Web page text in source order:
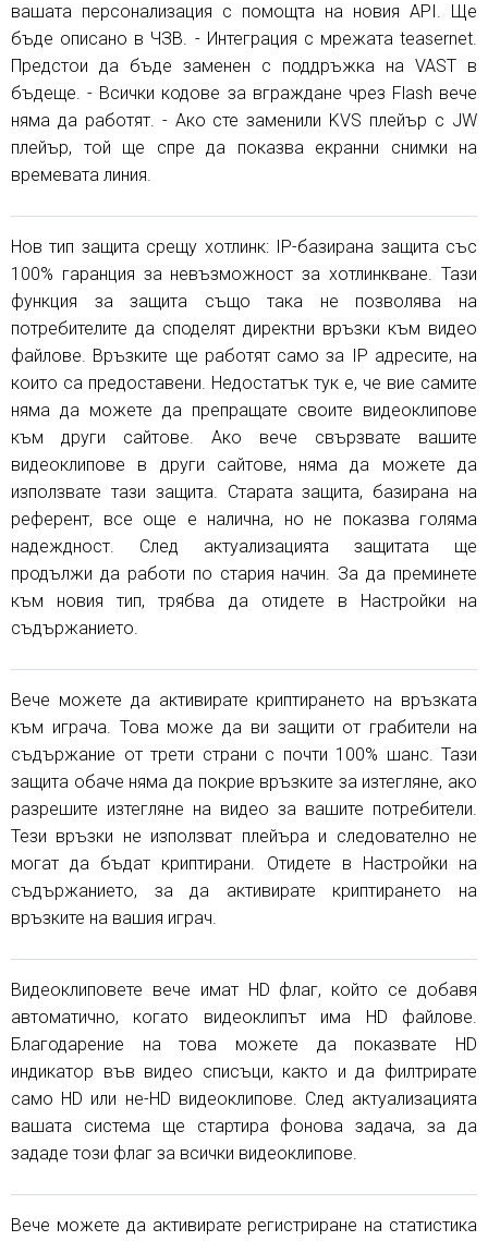
вашата персонализация с помощта на новия API. Ще
бъде описано в ЧЗВ. - Интеграция с мрежата teasernet.
Предстои да бъде заменен с поддръжка на VAST в
бъдеще. - Всички кодове за вграждане чрез Flash вече
няма да работят. - Ако сте заменили KVS плейър с JW
плейър, той ще спре да показва екранни снимки на
времевата линия.
Нов тип защита срещу хотлинк: IP-базирана защита със
100% гаранция за невъзможност за хотлинкване. Тази
функция за защита също така не позволява на
потребителите да споделят директни връзки към видео
файлове. Връзките ще работят само за IP адресите, на
които са предоставени. Недостатък тук е, че вие ​​самите
няма да можете да препращате своите видеоклипове
към други сайтове. Ако вече свързвате вашите
видеоклипове в други сайтове, няма да можете да
използвате тази защита. Старата защита, базирана на
референт, все още е налична, но не показва голяма
надеждност. След актуализацията защитата ще
продължи да работи по стария начин. За да преминете
към новия тип, трябва да отидете в Настройки на
съдържанието.
Вече можете да активирате криптирането на връзката
към играча. Това може да ви защити от грабители на
съдържание от трети страни с почти 100% шанс. Тази
защита обаче няма да покрие връзките за изтегляне, ако
разрешите изтегляне на видео за вашите потребители.
Тези връзки не използват плейъра и следователно не
могат да бъдат криптирани. Отидете в Настройки на
съдържанието, за да активирате криптирането на
връзките на вашия играч.
Видеоклиповете вече имат HD флаг, който се добавя
автоматично, когато видеоклипът има HD файлове.
Благодарение на това можете да показвате HD
индикатор във видео списъци, както и да филтрирате
само HD или не-HD видеоклипове. След актуализацията
вашата система ще стартира фонова задача, за да
зададе този флаг за всички видеоклипове.
Вече можете да активирате регистриране на статистика